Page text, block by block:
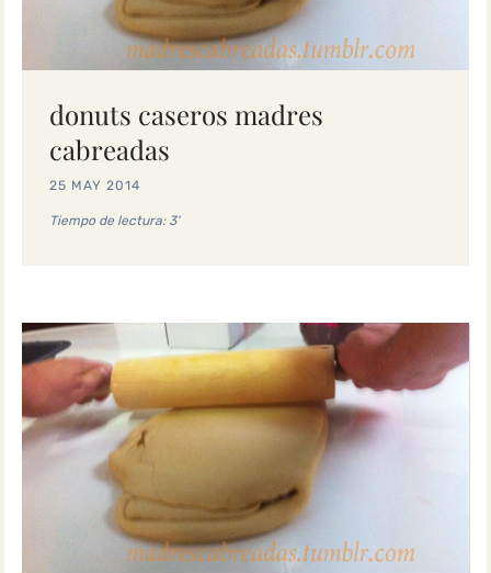
donuts caseros madres
cabreadas
25 MAY 2014
Tiempo de lectura: 3'